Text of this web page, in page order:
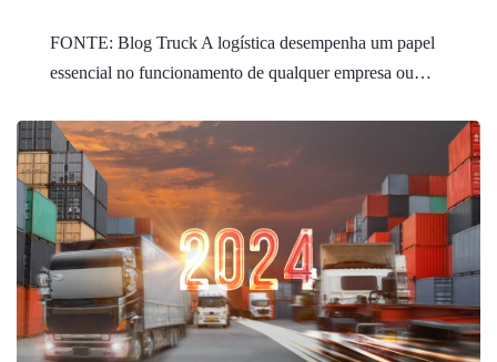
FONTE: Blog Truck A logística desempenha um papel
essencial no funcionamento de qualquer empresa ou…